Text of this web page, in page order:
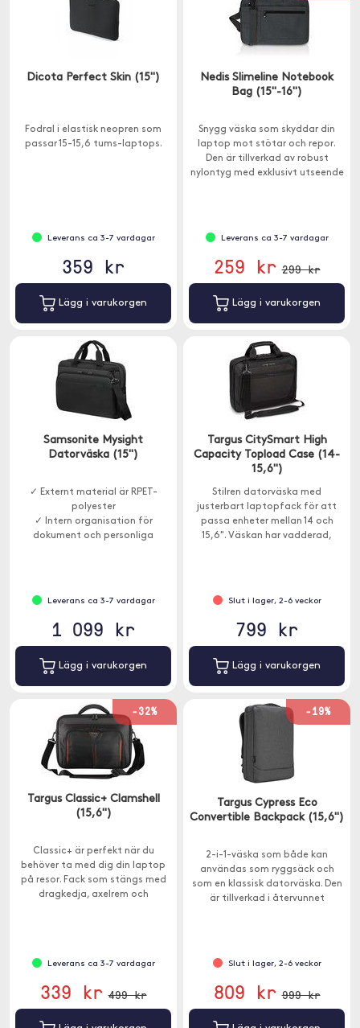
Dicota Perfect Skin (15")
Fodral i elastisk neopren som
passar 15-15,6 tums-laptops.
Leverans ca 3-7 vardagar
359 kr
Lägg i varukorgen
Nedis Slimeline Notebook
Bag (15"-16")
Snygg väska som skyddar din
laptop mot stötar och repor.
Den är tillverkad av robust
nylontyg med exklusivt utseende
Leverans ca 3-7 vardagar
259 kr 299 kr
Lägg i varukorgen
Samsonite Mysight
Datorväska (15")
✓ Externt material är RPET-
polyester
✓ Intern organisation för
dokument och personliga
Leverans ca 3-7 vardagar
1 099 kr
Lägg i varukorgen
Targus CitySmart High
Capacity Topload Case (14-
15,6")
Stilren datorväska med
justerbart laptopfack för att
passa enheter mellan 14 och
15,6". Väskan har vadderad,
Slut i lager, 2-6 veckor
799 kr
Lägg i varukorgen
-32%
Targus Classic+ Clamshell
(15,6")
Classic+ är perfekt när du
behöver ta med dig din laptop
på resor. Fack som stängs med
dragkedja, axelrem och
Leverans ca 3-7 vardagar
339 kr 499 kr
-19%
Targus Cypress Eco
Convertible Backpack (15,6")
2-i-1-väska som både kan
användas som ryggsäck och
som en klassisk datorväska. Den
är tillverkad i återvunnet
Slut i lager, 2-6 veckor
809 kr 999 kr